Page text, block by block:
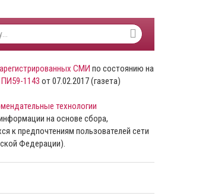
СМИ по состоянию на
1143 от 07.02.2017 (газета)
технологии
на основе сбора,
к предпочтениям пользователей сети
Федерации).